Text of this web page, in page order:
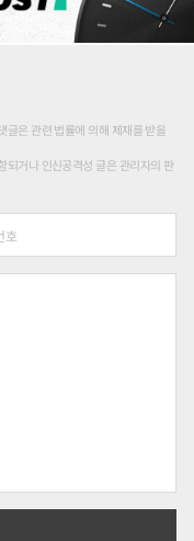
글은 관련 법률에 의해 제재를 받을
되거나 인신공격성 글은 관리자의 판